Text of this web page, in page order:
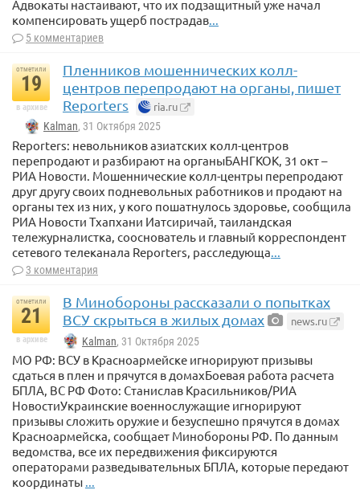
Адвокаты настаивают, что их подзащитный уже начал
компенсировать ущерб пострадав...
5 комментариев
отметили
19
в архиве
Пленников мошеннических колл-
центров перепродают на органы, пишет
Reporters
ria.ru
Kalman, 31 Октября 2025
Reporters: невольников азиатских колл-центров
перепродают и разбирают на органыБАНГКОК, 31 окт –
РИА Новости. Мошеннические колл-центры перепродают
друг другу своих подневольных работников и продают на
органы тех из них, у кого пошатнулось здоровье, сообщила
РИА Новости Тхапхани Иатсиричай, таиландская
тележурналистка, сооснователь и главный корреспондент
сетевого телеканала Reporters, расследующа
3 комментария
отметили
21
в архиве
В Минобороны рассказали о попытках
ВСУ скрыться в жилых домах
news.ru
Kalman, 31 Октября 2025
МО РФ: ВСУ в Красноармейске игнорируют призывы
сдаться в плен и прячутся в домахБоевая работа расчета
БПЛА, ВС РФ Фото: Станислав Красильников/РИА
НовостиУкраинские военнослужащие игнорируют
призывы сложить оружие и безуспешно прячутся в домах
Красноармейска, сообщает Минобороны РФ. По данным
ведомства, все их передвижения фиксируются
операторами разведывательных БПЛА, которые передают
координаты ...